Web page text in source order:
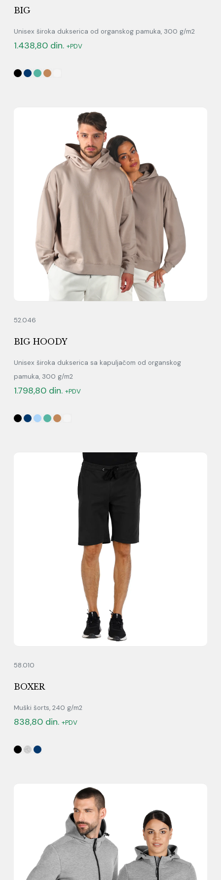
BIG
Unisex široka dukserica od organskog pamuka, 300 g/m2
1.438,80 din. +PDV
52.046
BIG HOODY
Unisex široka dukserica sa kapuljačom od organskog
pamuka, 300 g/m2
1.798,80 din. +PDV
58.010
BOXER
Muški šorts, 240 g/m2
838,80 din. +PDV